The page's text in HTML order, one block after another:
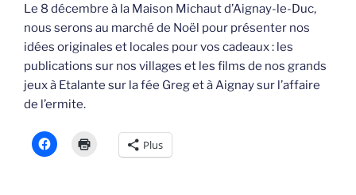
Le 8 décembre à la Maison Michaut d’Aignay-le-Duc,
nous serons au marché de Noël pour présenter nos
idées originales et locales pour vos cadeaux : les
publications sur nos villages et les films de nos grands
jeux à Etalante sur la fée Greg et à Aignay sur l’affaire
de l’ermite.
Plus